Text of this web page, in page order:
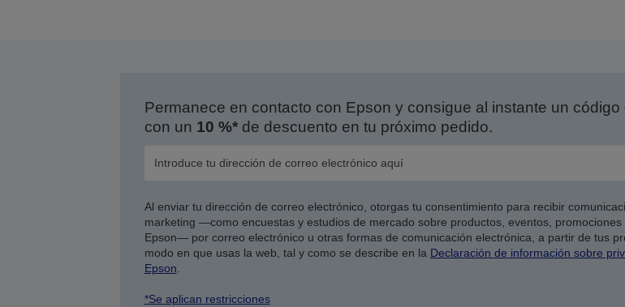
Permanece en contacto con Epson y consigue al instante un código
con un 10 %*de descuento en tu próximo pedido.
Al enviar tu dirección de correo electrónico, otorgas tu consentimiento para recibir
marketing —como encuestas y estudios de mercado sobre productos, eventos, promociones
Epson— por correo electrónico u otras formas de comunicación electrónica, a partir de tus
modo en que usas la web, tal y como se describe en la Declaración de información sobre
Epson.
*Se aplican restricciones